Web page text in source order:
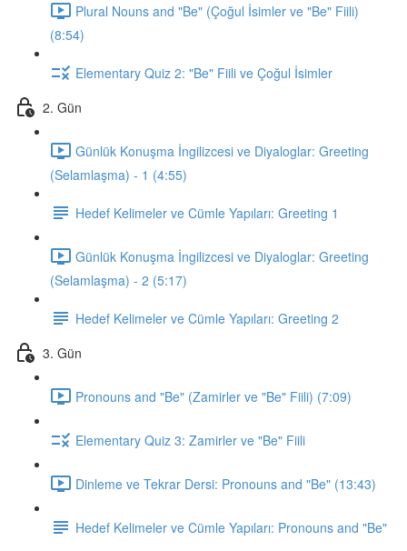
Plural Nouns and "Be" (Çoğul İsimler ve "Be" Fiili)
(8:54)
Elementary Quiz 2: "Be" Fiili ve Çoğul İsimler
2. Gün
Günlük Konuşma İngilizcesi ve Diyaloglar: Greeting
(Selamlaşma) - 1 (4:55)
Hedef Kelimeler ve Cümle Yapıları: Greeting 1
Günlük Konuşma İngilizcesi ve Diyaloglar: Greeting
(Selamlaşma) - 2 (5:17)
Hedef Kelimeler ve Cümle Yapıları: Greeting 2
3. Gün
Pronouns and "Be" (Zamirler ve "Be" Fiili) (7:09)
Elementary Quiz 3: Zamirler ve "Be" Fiili
Dinleme ve Tekrar Dersi: Pronouns and "Be" (13:43)
Hedef Kelimeler ve Cümle Yapıları: Pronouns and "Be"